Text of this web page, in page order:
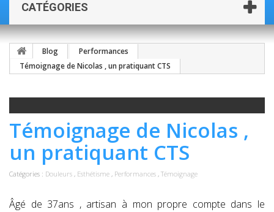
CATÉGORIES
Blog
Performances
Témoignage de Nicolas , un pratiquant CTS
Témoignage de Nicolas ,
un pratiquant CTS
Catégories : Douleurs , Esthétisme , Performances , Témoignage
Âgé de 37ans , artisan à mon propre compte dans le